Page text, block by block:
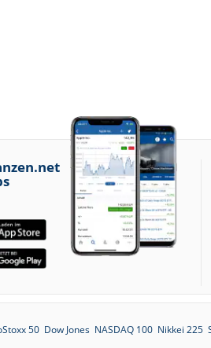
50 Dow Jones NASDAQ 100 Nikkei 225